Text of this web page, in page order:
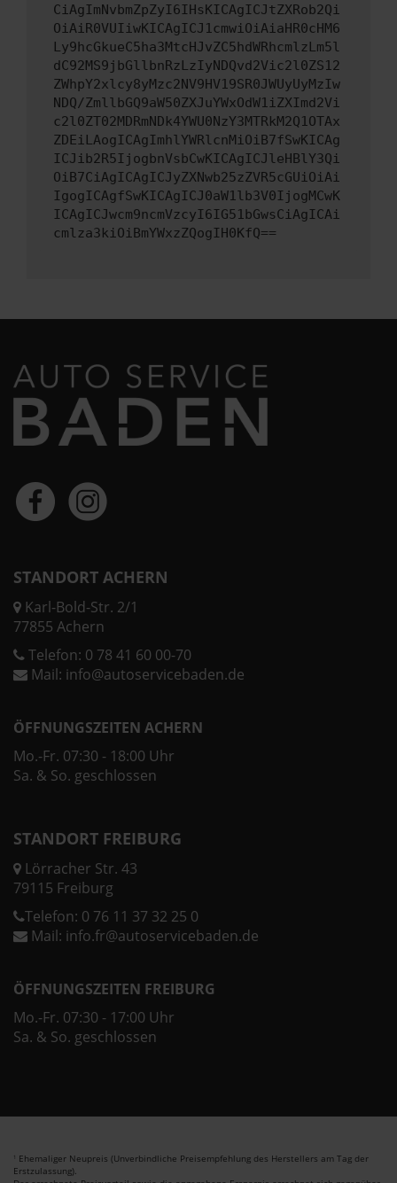
CiAgImNvbmZpZyI6IHsKICAgICJtZXRob2Qi
OiAiR0VUIiwKICAgICJ1cmwiOiAiaHR0cHM6
Ly9hcGkueC5ha3MtcHJvZC5hdWRhcmlzLm5l
dC92MS9jbGllbnRzLzIyNDQvd2Vic2l0ZS12
ZWhpY2xlcy8yMzc2NV9HV19SR0JWUyUyMzIw
NDQ/ZmllbGQ9aW50ZXJuYWxOdW1iZXImd2Vi
c2l0ZT02MDRmNDk4YWU0NzY3MTRkM2Q1OTAx
ZDEiLAogICAgImhlYWRlcnMiOiB7fSwKICAg
ICJib2R5IjogbnVsbCwKICAgICJleHBlY3Qi
OiB7CiAgICAgICJyZXNwb25zZVR5cGUiOiAi
IgogICAgfSwKICAgICJ0aW1lb3V0IjogMCwK
ICAgICJwcm9ncmVzcyI6IG51bGwsCiAgICAi
cmlza3kiOiBmYWxzZQogIH0KfQ==
STANDORT ACHERN
Karl-Bold-Str. 2/1
77855 Achern
Telefon: 0 78 41 60 00-70
Mail: info@autoservicebaden.de
ÖFFNUNGSZEITEN ACHERN
Mo.-Fr. 07:30 - 18:00 Uhr
Sa. & So. geschlossen
STANDORT FREIBURG
Lörracher Str. 43
79115 Freiburg
Telefon: 0 76 11 37 32 25 0
Mail: info.fr@autoservicebaden.de
ÖFFNUNGSZEITEN FREIBURG
Mo.-Fr. 07:30 - 17:00 Uhr
Sa. & So. geschlossen
1 Ehemaliger Neupreis (Unverbindliche Preisempfehlung des Herstellers am Tag der
Erstzulassung).